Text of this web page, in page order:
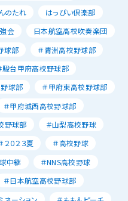
のたれ
はっぴい倶楽部
会
日本航空高校吹奏楽団
球部
＃青洲高校野球部
駿台甲府高校野球部
球部
＃甲府東高校野球部
＃甲府城西高校野球部
野球部
＃山梨高校野球
２０２３夏
＃高校野球
中継
＃NNS高校野球
＃日本航空高校野球部